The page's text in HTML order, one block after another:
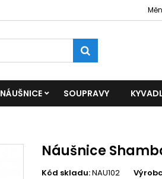
NÁUŠNICE SOUPRAVY
Náušnice
Kód skladu:NAU102